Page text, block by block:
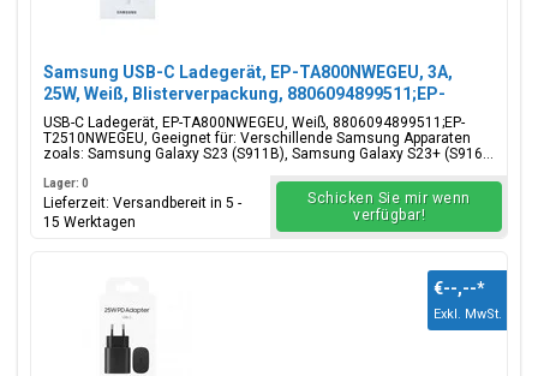
Samsung USB-C Ladegerät, EP-TA800NWEGEU, 3A,
25W, Weiß, Blisterverpackung, 8806094899511;EP-
T2510NWEGEU
USB-C Ladegerät, EP-TA800NWEGEU, Weiß, 8806094899511;EP-
T2510NWEGEU, Geeignet für: Verschillende Samsung Apparaten
zoals: Samsung Galaxy S23 (S911B), Samsung Galaxy S23+ (S916...
Lager: 0
Lieferzeit: Versandbereit in 5 -
15 Werktagen
Schicken Sie mir wenn
verfügbar!
€--,--*
Exkl. MwSt.